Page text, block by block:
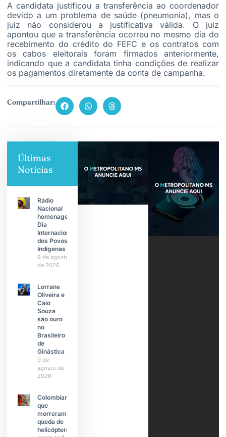
A candidata justificou a transferência ao coordenador
devido a um problema de saúde (pneumonia), mas o
juiz não considerou a justificativa válida. O juiz
apontou que a transferência ocorreu no mesmo dia do
recebimento do crédito do FEFC e os contratos com
os cabos eleitorais foram firmados anteriormente,
indicando que a candidata tinha condições de realizar
os pagamentos diretamente da conta de campanha.
Compartilhar:
Últimas
Notícias
Rádio
Nacional
homenageia
Dia
Internacional
dos Povos
Indígenas
9 de agosto
de 2026
Lorrane
Oliveira e
Caio
Souza
são ouro
no
Brasileiro
de
Ginástica
9 de
agosto de
2026
Colombianas
que
morreram na
queda de
helicóptero